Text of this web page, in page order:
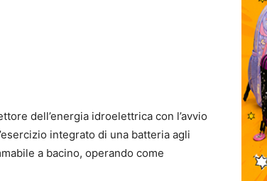
dell’energia idroelettrica con l’avvio
integrato di una batteria agli
a bacino, operando come